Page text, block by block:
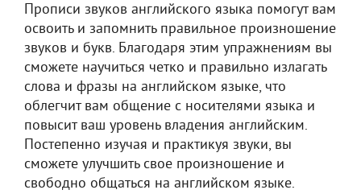
Прописи звуков английского языка помогут вам
освоить и запомнить правильное произношение
звуков и букв. Благодаря этим упражнениям вы
сможете научиться четко и правильно излагать
слова и фразы на английском языке, что
облегчит вам общение с носителями языка и
повысит ваш уровень владения английским.
Постепенно изучая и практикуя звуки, вы
сможете улучшить свое произношение и
свободно общаться на английском языке.